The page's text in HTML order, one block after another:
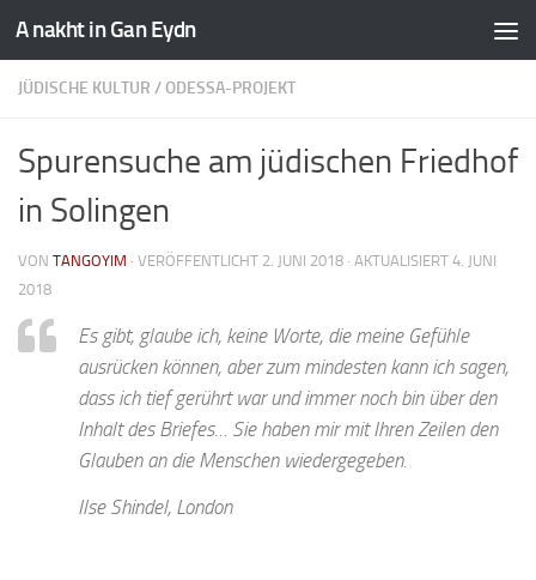
A nakht in Gan Eydn
JÜDISCHE KULTUR /ODESSA-PROJEKT
Spurensuche am jüdischen Friedhof
in Solingen
VON TANGOYIM · VERÖFFENTLICHT 2. JUNI 2018 · AKTUALISIERT 4. JUNI
2018
Es gibt, glaube ich, keine Worte, die meine Gefühle
ausrücken können, aber zum mindesten kann ich sagen,
dass ich tief gerührt war und immer noch bin über den
Inhalt des Briefes… Sie haben mir mit Ihren Zeilen den
Glauben an die Menschen wiedergegeben.
Ilse Shindel, London